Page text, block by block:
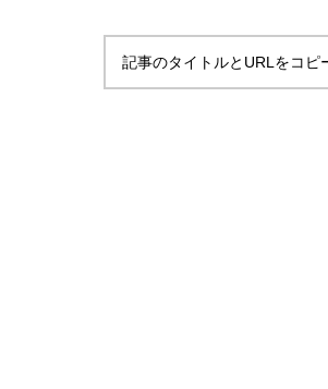
記事のタイトルとURLをコピ